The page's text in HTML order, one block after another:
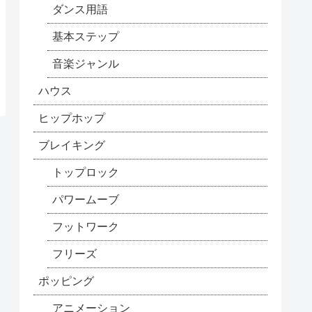
ダンス用語
基本ステップ
音楽ジャンル
ハウス
ヒップホップ
ブレイキング
トップロック
パワームーブ
フットワーク
フリーズ
ポッピング
アニメーション